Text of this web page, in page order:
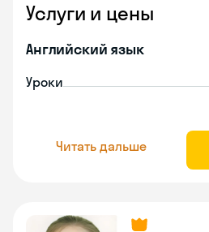
Услуги и цены
Английский язык
Уроки
Читать дальше